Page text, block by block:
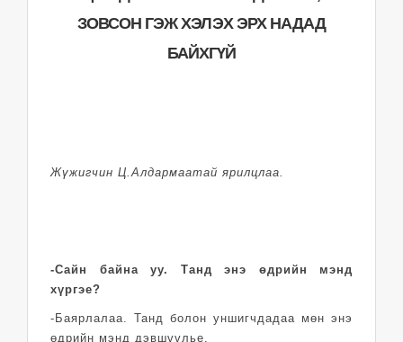
ЗОВСОН ГЭЖ ХЭЛЭХ ЭРХ НАДАД
БАЙХГҮЙ
Жүжигчин Ц.Алдармаатай ярилцлаа.
-Сайн байна уу. Танд энэ өдрийн мэнд
хүргэе?
-Баярлалаа. Танд болон уншигчдадаа мөн энэ
өдрийн мэнд дэвшүүлье.